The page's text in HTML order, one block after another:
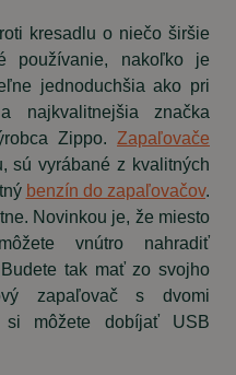
kresadlu o niečo širšie
používanie, nakoľko je
jednoduchšia ako pri
najkvalitnejšia značka
Zippo. Zapaľovače
sú vyrábané z kvalitných
benzín do zapaľovačov.
Novinkou je, že miesto
vnútro nahradiť
tak mať zo svojho
zapaľovač s dvomi
si môžete dobíjať USB